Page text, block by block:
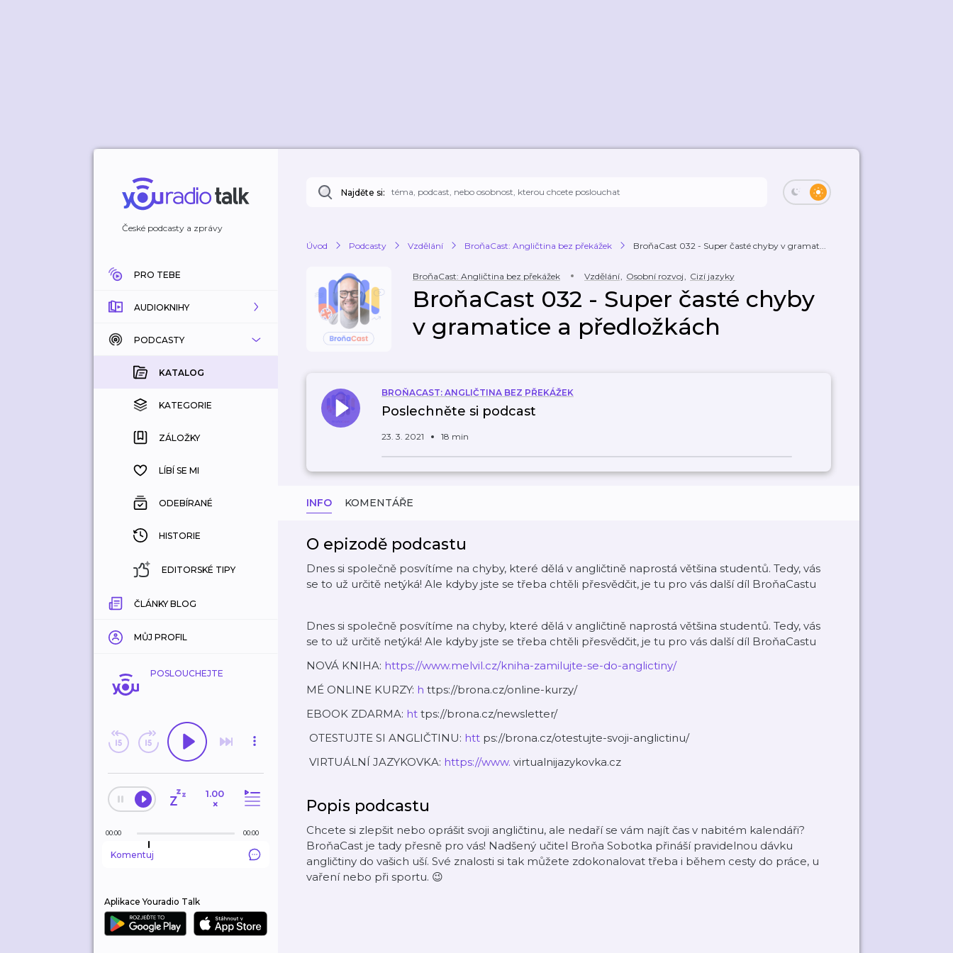
České podcasty a zprávy
PRO TEBE
AUDIOKNIHY
KATALOG
KOUPENÉ
KATEGORIE
ZÁLOŽKY
HISTORIE
PODCASTY
KATALOG
KATEGORIE
ZÁLOŽKY
LÍBÍ SE MI
ODEBÍRANÉ
HISTORIE
EDITORSKÉ TIPY
ČLÁNKY BLOG
MŮJ PROFIL
POSLOUCHEJTE
1.00
×
00:00 00:00
Komentuj
Aplikace Youradio Talk
Najděte si:
Úvod Podcasty Vzdělání BroňaCast: Angličtina bez překážek BroňaCast 032 - Super časté chyby v gramat...
BroňaCast: Angličtina bez překážek Vzdělání, Osobní rozvoj, Cizí jazyky
BroňaCast 032 - Super časté chyby
v gramatice a předložkách
BROŇACAST: ANGLIČTINA BEZ PŘEKÁŽEK
Poslechněte si podcast
23. 3. 2021 18 min
INFO KOMENTÁŘE
O epizodě podcastu
Dnes si společně posvítíme na chyby, které dělá v angličtině naprostá většina studentů. Tedy, vás
se to už určitě netýká! Ale kdyby jste se třeba chtěli přesvědčit, je tu pro vás další díl BroňaCastu
Dnes si společně posvítíme na chyby, které dělá v angličtině naprostá většina studentů. Tedy, vás
se to už určitě netýká! Ale kdyby jste se třeba chtěli přesvědčit, je tu pro vás další díl BroňaCastu
NOVÁ KNIHA: https://www.melvil.cz/kniha-zamilujte-se-do-anglictiny/
MÉ ONLINE KURZY: h ttps://brona.cz/online-kurzy/
EBOOK ZDARMA: ht tps://brona.cz/newsletter/
OTESTUJTE SI ANGLIČTINU: htt ps://brona.cz/otestujte-svoji-anglictinu/
VIRTUÁLNÍ JAZYKOVKA: https://www. virtualnijazykovka.cz
Popis podcastu
Chcete si zlepšit nebo oprášit svoji angličtinu, ale nedaří se vám najít čas v nabitém kalendáři?
BroňaCast je tady přesně pro vás! Nadšený učitel Broňa Sobotka přináší pravidelnou dávku
angličtiny do vašich uší. Své znalosti si tak můžete zdokonalovat třeba i během cesty do práce, u
vaření nebo při sportu. 😉